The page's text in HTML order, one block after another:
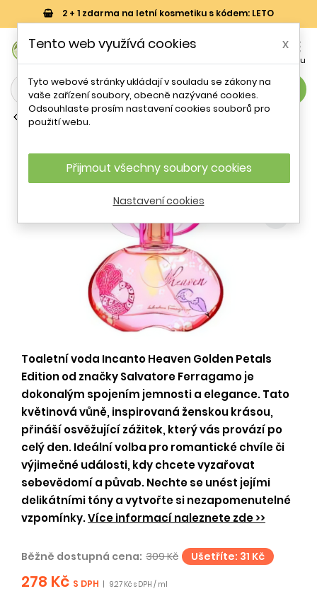
2 + 1 zdarma na letní kosmetiku s kódem: LETO

Menu
search
Toaletní vody (EDT)
Golden Petals Edition EDT W 30 ml
- 10 %
Toaletní voda Incanto Heaven Golden Petals
Edition od značky Salvatore Ferragamo je
dokonalým spojením jemnosti a elegance. Tato
květinová vůně, inspirovaná ženskou krásou,
přináší osvěžující zážitek, který vás provází po
celý den. Ideální volba pro romantické chvíle či
výjimečné události, kdy chcete vyzařovat
sebevědomí a půvab. Nechte se unést jejími
delikátními tóny a vytvořte si nezapomenutelné
vzpomínky.Více informací naleznete zde >>
Běžně dostupná cena: 309 Kč Ušetříte: 31 Kč
278 Kč S DPH 9.27 Kč s DPH / ml
Tento web využívá cookies x
Tyto webové stránky ukládají v souladu se zákony na
vaše zařízení soubory, obecně nazývané cookies.
Odsouhlaste prosím nastavení cookies souborů pro
použití webu.
Přijmout všechny soubory cookies
Nastavení cookies